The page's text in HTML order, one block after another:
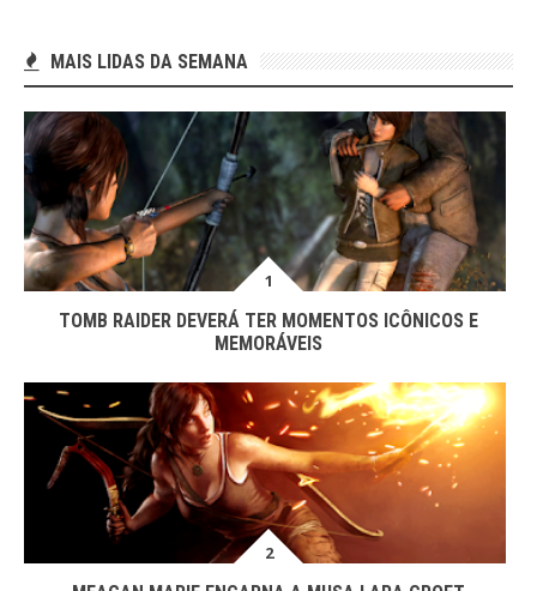
MAIS LIDAS DA SEMANA
TOMB RAIDER DEVERÁ TER MOMENTOS ICÔNICOS E
MEMORÁVEIS